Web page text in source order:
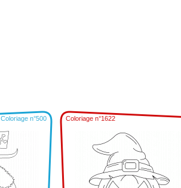
Coloriage n°500 Coloriage n°1622